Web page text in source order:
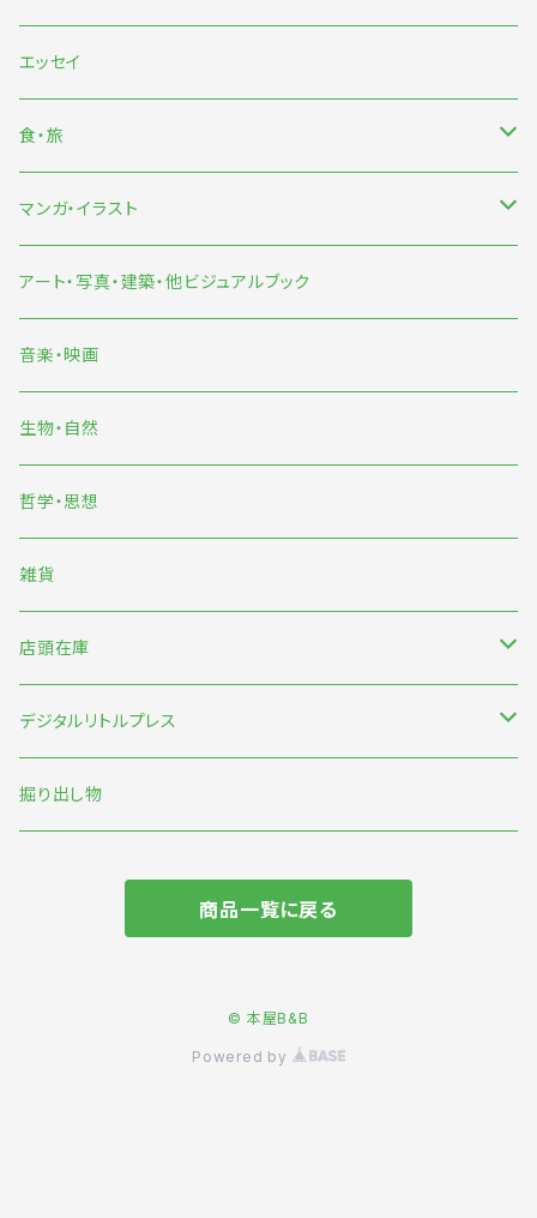
海外文芸
詩歌・短歌・俳句
エッセイ
食・旅
食
旅
マンガ・イラスト
マンガ
イラスト
雨宮ひかる
くまおり純
アート・写真・建築・他ビジュアルブック
音楽・映画
生物・自然
哲学・思想
雑貨
店頭在庫
新刊台
本の本
デジタルリトルプレス
オリジナル
掘り出し物
商品一覧に戻る
© 本屋B&B
Powered by